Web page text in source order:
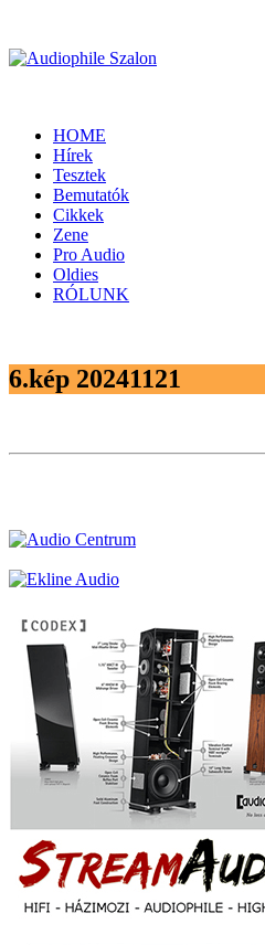
HOME
Hírek
Tesztek
Bemutatók
Cikkek
Zene
Pro Audio
Oldies
RÓLUNK
6.kép 20241121